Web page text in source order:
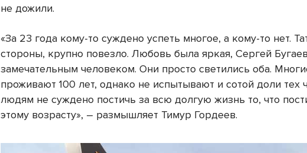
не дожили.
«За 23 года кому-то суждено успеть многое, а кому-то нет.
стороны, крупно повезло. Любовь была яркая, Сергей
замечательным человеком. Они просто светились оба.
проживают 100 лет, однако не испытывают и сотой доли тех
людям не суждено постичь за всю долгую жизнь то, что
этому возрасту», – размышляет Тимур Гордеев.